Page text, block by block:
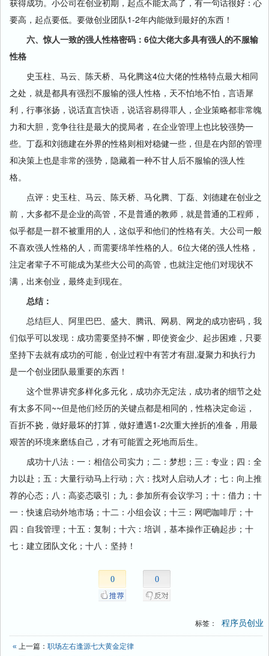
获得成功。小公司在创业初期，起点不能太高了，有一句话很好：心
要高，起点要低。要做创业团队1-2年内能做到最好的东西！
六、惊人一致的强人性格密码：6位大佬大多具有强人的不服输
性格
史玉柱、马云、陈天桥、马化腾这4位大佬的性格特点最大相同
之处，就是都具有强烈不服输的强人性格，天不怕地不怕，言语犀
利，行事张扬，说话直言快语，说话容易得罪人，企业策略都非常魄
力和大胆，竞争往往是最大的搅局者，在企业管理上也比较强势一
些。丁磊和刘德建在外界的性格则相对稳健一些，但是在内部的管理
和决策上也是非常的强势，隐藏着一种不甘人后不服输的强人性
格。
点评：史玉柱、马云、陈天桥、马化腾、丁磊、刘德建在创业之
前，大多都不是企业的高管，不是普通的教师，就是普通的工程师，
似乎都是一群不被重用的人，这似乎和他们的性格有关。大公司一般
不喜欢强人性格的人，而需要绵羊性格的人。6位大佬的强人性格，
注定者辈子不可能成为某些大公司的高管，也就注定他们对现状不
满，出来创业，最终走到现在。
总结：
总结巨人、阿里巴巴、盛大、腾讯、网易、网龙的成功密码，我
们似乎可以发现：成功需要坚持不懈，即使资金少、起步困难，只要
坚持下去就有成功的可能，创业过程中有苦才有甜,凝聚力和执行力
是一个创业团队最重要的东西！
这个世界讲究多样化多元化，成功亦无定法，成功者的细节之处
有太多不同~~但是他们经历的关键点都是相同的，性格决定命运，
百折不挠，做好最坏的打算，做好遭遇1-2次重大挫折的准备，用最
艰苦的环境来磨练自己，才有可能置之死地而后生。
成功十八法：一：相信公司实力；二：梦想；三：专业；四：全
力以赴；五：大量行动马上行动；六：找对人启动人才；七：向上推
荐的心态；八：高姿态吸引；九：参加所有会议学习；十：借力；十
一：快速启动外地市场；十二：小组会议；十三：网吧咖啡厅；十
四：自我管理；十五：复制；十六：培训，基本操作正确起步；十
七：建立团队文化；十八：坚持！
0 0
标签： 程序员创业
« 上一篇： 职场左右逢源七大黄金定律